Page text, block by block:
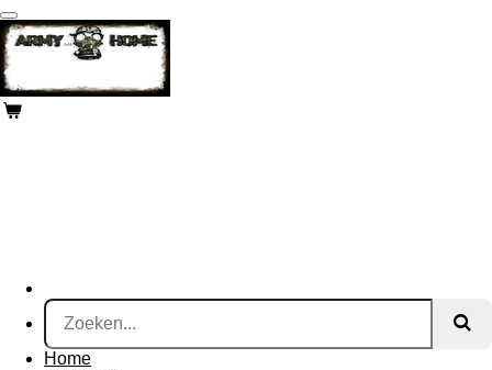
Ga
direct
hoofdinhoud
Home